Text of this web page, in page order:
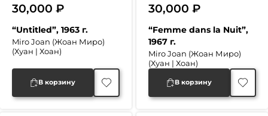
“Untitled”, 1963 г.
Miro Joan (Жоан Миро)
(Хуан | Хоан)
30,000 ₽
В корзину
“Femme dans la Nuit”,
1967 г.
Miro Joan (Жоан Миро)
(Хуан | Хоан)
30,000₽
В корзину